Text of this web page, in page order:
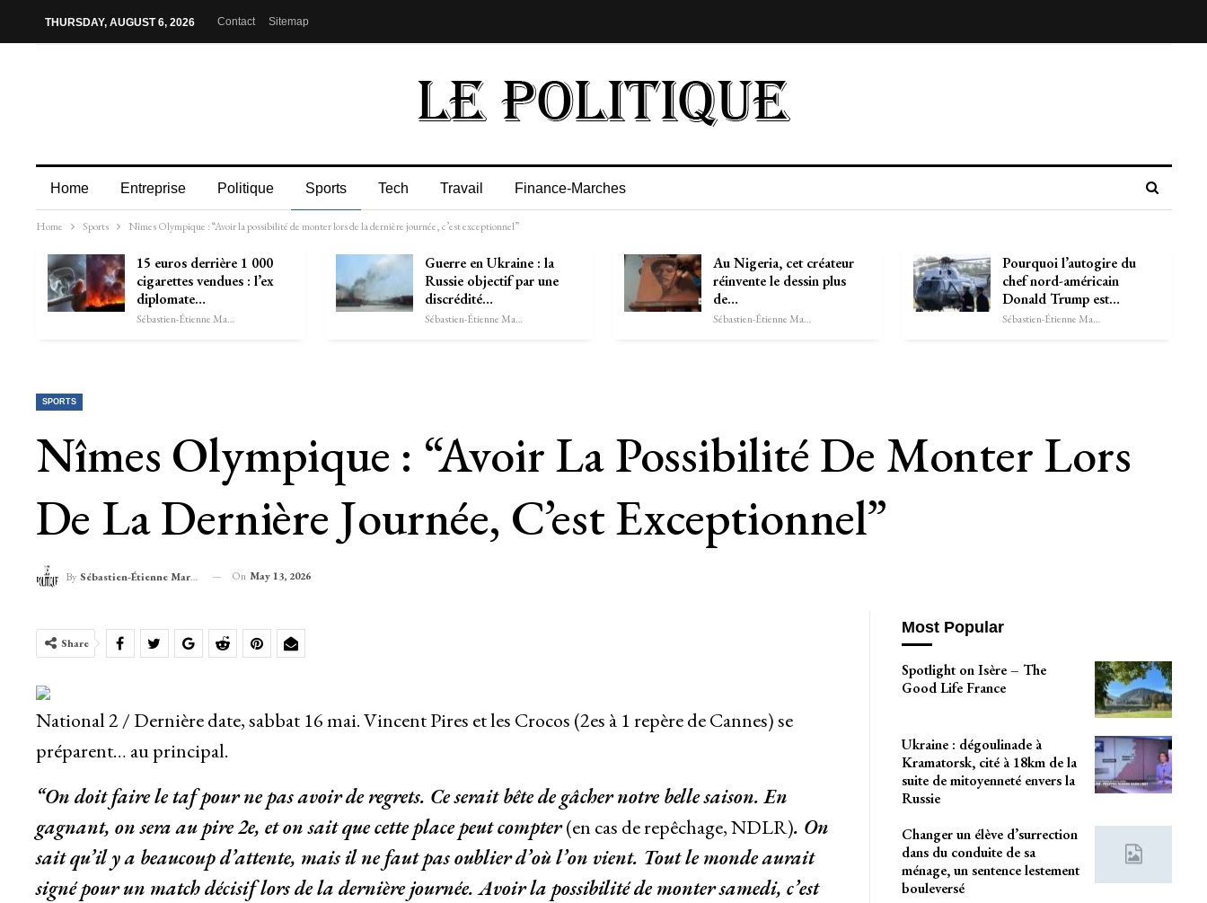
THURSDAY, AUGUST 6, 2026 Contact Sitemap
Home Entreprise Politique Sports Tech Travail Finance-Marches
Home Sports Nîmes Olympique : “Avoir la possibilité de monter lors de la dernière journée, c’est exceptionnel”
15 euros derrière 1 000
cigarettes vendues : l’ex
diplomate…
Sébastien-Étienne Marechal
Guerre en Ukraine : la
Russie objectif par une
discrédité…
Sébastien-Étienne Marechal
Au Nigeria, cet créateur
réinvente le dessin plus
de…
Sébastien-Étienne Marechal
Pourquoi l’autogire du
chef nord-américain
Donald Trump est…
Sébastien-Étienne Marechal
SPORTS
Nîmes Olympique : “Avoir La Possibilité De Monter Lors
De La Dernière Journée, C’est Exceptionnel”
By Sébastien-Étienne Marechal On May 13, 2026
Share
National 2 / Dernière date, sabbat 16 mai. Vincent Pires et les Crocos (2es à 1 repère de Cannes) se
préparent… au principal.
“On doit faire le taf pour ne pas avoir de regrets. Ce serait bête de gâcher notre belle saison. En
gagnant, on sera au pire 2e, et on sait que cette place peut compter(en cas de repêchage, NDLR). On
sait qu’il y a beaucoup d’attente, mais il ne faut pas oublier d’où l’on vient. Tout le monde aurait
signé pour un match décisif lors de la dernière journée. Avoir la possibilité de monter samedi, c’est
Most Popular
Spotlight on Isère – The
Good Life France
Ukraine : dégoulinade à
Kramatorsk, cité à 18km de la
suite de mitoyenneté envers la
Russie
Changer un élève d’surrection
dans du conduite de sa
ménage, un sentence lestement
bouleversé